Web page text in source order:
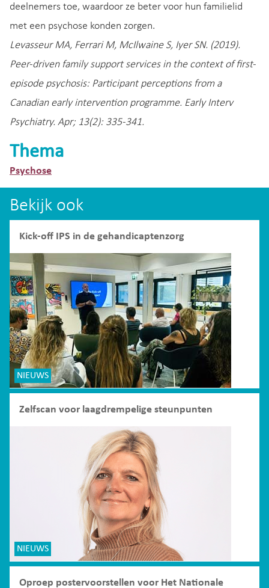
deelnemers toe, waardoor ze beter voor hun familielid
met een psychose konden zorgen.
Levasseur MA, Ferrari M, McIlwaine S, Iyer SN. (2019).
Peer-driven family support services in the context of first-
episode psychosis: Participant perceptions from a
Canadian early intervention programme. Early Interv
Psychiatry. Apr; 13(2): 335-341.
Thema
Psychose
Bekijk ook
Kick-off IPS in de gehandicaptenzorg
NIEUWS
Zelfscan voor laagdrempelige steunpunten
NIEUWS
Oproep postervoorstellen voor Het Nationale